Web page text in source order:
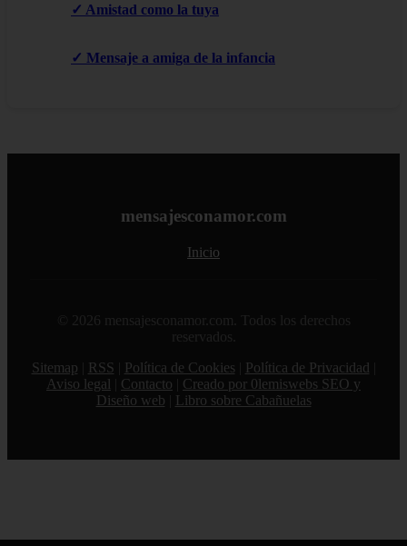
✓ Amistad como la tuya
✓ Mensaje a amiga de la infancia
mensajesconamor.com
Inicio
© 2026 mensajesconamor.com. Todos los derechos
reservados.
Sitemap
RSS Política de Cookies Política de Privacidad
Aviso legal
Contacto
Creado por 0lemiswebs SEO y
Diseño web
Libro sobre Cabañuelas